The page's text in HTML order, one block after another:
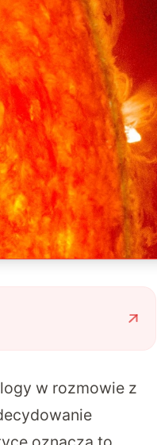
w rozmowie z